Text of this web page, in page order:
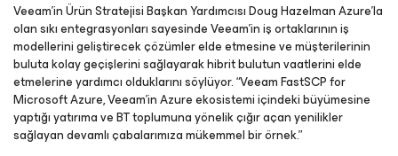
Veeam’in Ürün Stratejisi Başkan Yardımcısı Doug Hazelman Azure’la
olan sıkı entegrasyonları sayesinde Veeam’in iş ortaklarının iş
modellerini geliştirecek çözümler elde etmesine ve müşterilerinin
buluta kolay geçişlerini sağlayarak hibrit bulutun vaatlerini elde
etmelerine yardımcı olduklarını söylüyor. “Veeam FastSCP for
Microsoft Azure, Veeam’in Azure ekosistemi içindeki büyümesine
yaptığı yatırıma ve BT toplumuna yönelik çığır açan yenilikler
sağlayan devamlı çabalarımıza mükemmel bir örnek.”